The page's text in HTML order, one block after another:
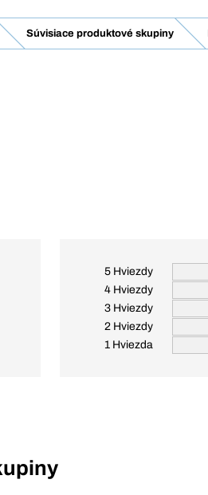
Súvisiace produktové skupiny
5 Hviezdy
4 Hviezdy
3 Hviezdy
2 Hviezdy
1 Hviezda